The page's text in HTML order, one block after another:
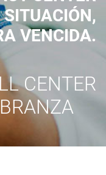
VENCIDA.
CENTER